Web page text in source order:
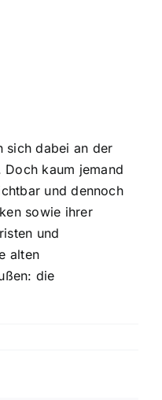
sich dabei an der
Doch kaum jemand
und dennoch
sowie ihrer
und
alten
die